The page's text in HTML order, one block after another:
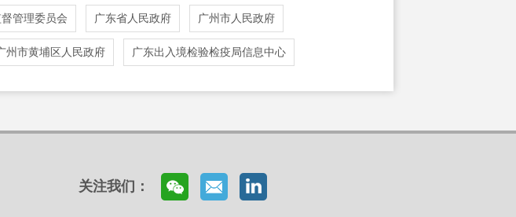
管理委员会 广东省人民政府 广州市人民政府
州市黄埔区人民政府 广东出入境检验检疫局信息中心
关注我们：